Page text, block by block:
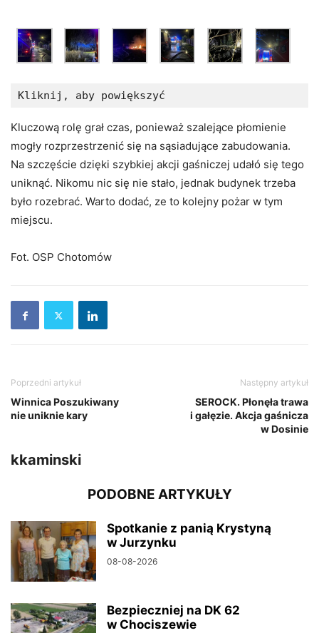
Kliknij, aby powiększyć
Kluczową rolę grał czas, ponieważ szalejące płomienie
mogły rozprzestrzenić się na sąsiadujące zabudowania.
Na szczęście dzięki szybkiej akcji gaśniczej udałó się tego
uniknąć. Nikomu nic się nie stało, jednak budynek trzeba
było rozebrać. Warto dodać, ze to kolejny pożar w tym
miejscu.
Fot. OSP Chotomów
Poprzedni artykuł
Winnica Poszukiwany
nie uniknie kary
Następny artykuł
SEROCK. Płonęła trawa
i gałęzie. Akcja gaśnicza
w Dosinie
kkaminski
PODOBNE ARTYKUŁY
Spotkanie z panią Krystyną
w Jurzynku
08-08-2026
Bezpieczniej na DK 62
w Chociszewie